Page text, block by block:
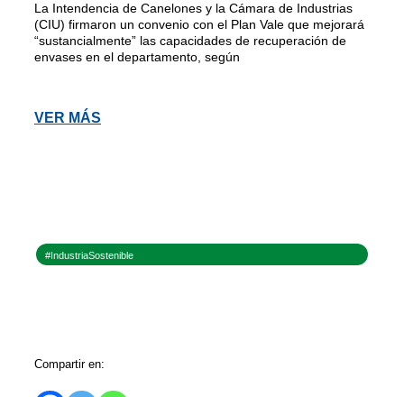
La Intendencia de Canelones y la Cámara de Industrias
(CIU) firmaron un convenio con el Plan Vale que mejorará
“sustancialmente” las capacidades de recuperación de
envases en el departamento, según
VER MÁS
#IndustriaSostenible
Compartir en: